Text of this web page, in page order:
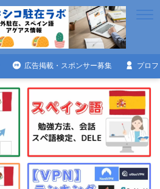
広告掲載・スポンサー募集 プロ